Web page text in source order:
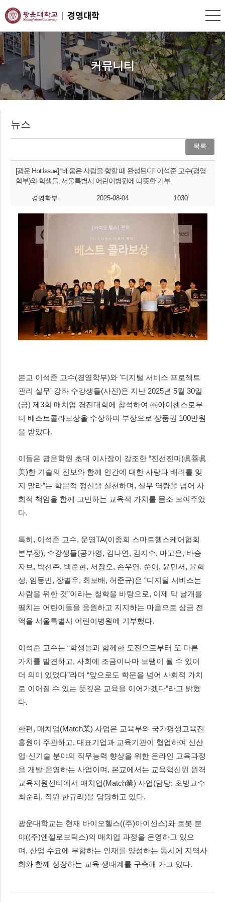
커뮤니티
뉴스
목록
[광운 Hot Issue] “배움은 사람을 향할 때 완성된다” 이석준 교수(경영
학부)와 학생들, 서울특별시 어린이병원에 따뜻한 기부
경영학부 2025-08-04 1030
본교 이석준 교수(경영학부)와 '디지털 서비스 프로젝트
관리 실무' 강좌 수강생들(사진)은 지난 2025년 5월 30일
(금) 제 3회 매치업 경진대회에 참석하여 ㈜아이센스로부
터 베스트콜라보상을 수상하며 부상으로 상품권 100만원
을 받았다.
이들은 광운학원 초대 이사장이 강조한 “진선진미 (眞善眞
美)한 기술의 진보와 함께 인간에 대한 사랑과 배려를 잊
지 말라”는 학문적 정신을 실천하며 , 실무 역량을 넘어 사
회적 책임을 함께 고민하는 교육적 가치를 몸소 보여주었
다.
특히 , 이석준 교수, 운영TA(이종희 스마트헬스케어협회
본부장), 수강생들(공가영, 김나연 , 김지수, 마고은, 바승
자브, 박선주, 백준현 , 서장오, 손우연 , 쑨이 , 윤민서 , 윤희
성, 임동민 , 장별우, 최보배 , 허준규)은 “디지털 서비스는
사람을 위한 것”이라는 철학을 바탕으로, 이제 막 날개를
펼치는 어린이들을 응원하고 지지하는 마음으로 상금 전
액을 서울특별시 어린이병원에 기부했다.
이석준 교수는 “학생들과 함께한 도전으로부터 또 다른
가치를 발견하고, 사회에 조금이나마 보탬이 될 수 있어
더 의미 있었다”라며 “앞으로도 학문을 넘어 사회적 가치
로 이어질 수 있는 뜻깊은 교육을 이어가겠다”라고 밝혔
다.
한편 , 매치업(Match業) 사업은 교육부와 국가평생교육진
흥원이 주관하고, 대표기업과 교육기관이 협업하여 신산
업·신기술 분야의 직무능력 향상을 위한 온라인 교육과정
을 개발·운영하는 사업이며 , 본교에서는 교육혁신원 원격
교육지원센터에서 매치업(Match業) 사업(담당: 초빙교수
최순리 , 직원 한규리 )을 담당하고 있다.
광운대학교는 현재 바이오헬스((주)아이센스)와 로봇 분
야((주)엔젤로보틱스)의 매치업 과정을 운영하고 있으
며 , 산업 수요에 부합하는 인재를 양성하는 동시에 지역사
회와 함께 성장하는 교육 생태계를 구축해 가고 있다.